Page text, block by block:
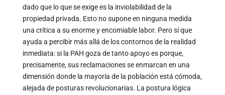
dado que lo que se exige es la inviolabilidad de la
propiedad privada. Esto no supone en ninguna medida
una crítica a su enorme y encomiable labor. Pero sí que
ayuda a percibir más allá de los contornos de la realidad
inmediata: si la PAH goza de tanto apoyo es porque,
precisamente, sus reclamaciones se enmarcan en una
dimensión donde la mayoría de la población está cómoda,
alejada de posturas revolucionarias. La postura lógica